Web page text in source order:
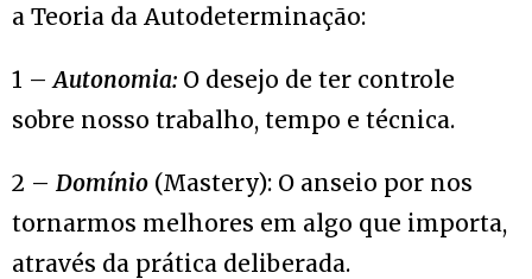
a Teoria da Autodeterminação:
1 – Autonomia: O desejo de ter controle
sobre nosso trabalho, tempo e técnica.
2 – Domínio (Mastery): O anseio por nos
tornarmos melhores em algo que importa,
através da prática deliberada.